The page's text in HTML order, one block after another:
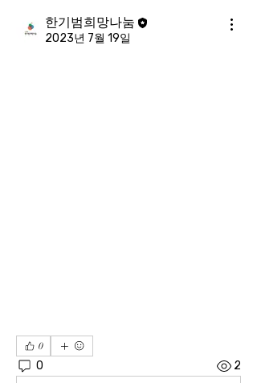
한기범희망나눔
2023년 7월 19일
0
0 2